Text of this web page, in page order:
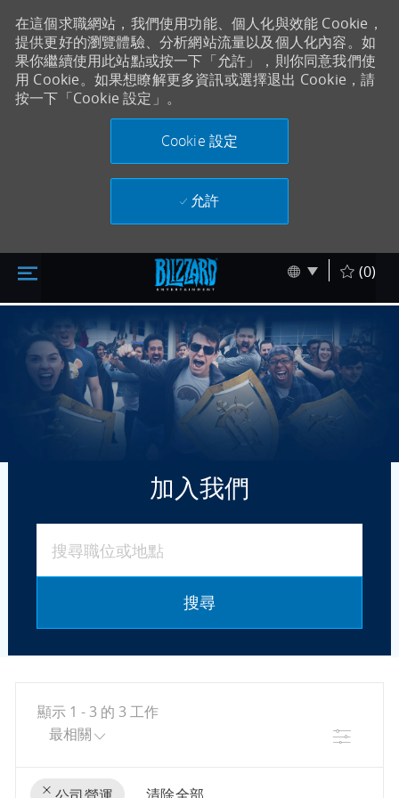
Skip to main content
在這個求職網站，我們使用功能、個人化與效能 Cookie，
提供更好的瀏覽體驗、分析網站流量以及個人化內容。如
果你繼續使用此站點或按一下「允許」，則你同意我們使
用 Cookie。如果想瞭解更多資訊或選擇退出 Cookie，請
按一下「Cookie 設定」。
Cookie 設定
允許
跳至主要內容 Language
Chinese(0)
加入我們
搜尋
顯示 1 - 3 的 3 工作
篩選條